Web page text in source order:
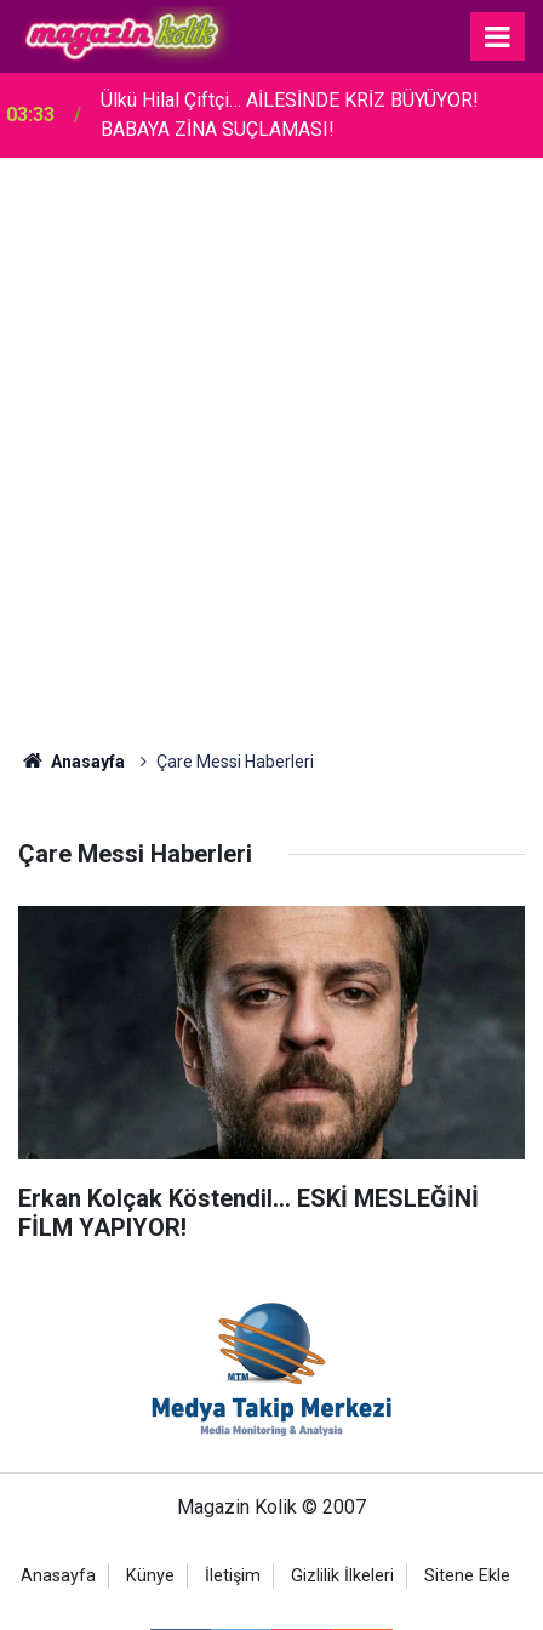
03:33
Ülkü Hilal Çiftçi… AİLESİNDE KRİZ BÜYÜYOR!
BABAYA ZİNA SUÇLAMASI!
Anasayfa Çare Messi Haberleri
Çare Messi Haberleri
Erkan Kolçak Köstendil... ESKİ MESLEĞİNİ
FİLM YAPIYOR!
Magazin Kolik © 2007
Anasayfa Künye İletişim Gizlilik İlkeleri Sitene Ekle